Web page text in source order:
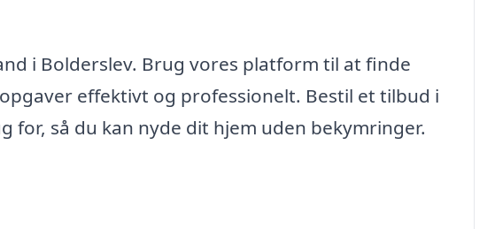
i Bolderslev. Brug vores platform til at finde
effektivt og professionelt. Bestil et tilbud i
så du kan nyde dit hjem uden bekymringer.